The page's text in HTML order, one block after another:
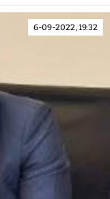
6-09-2022, 19:32